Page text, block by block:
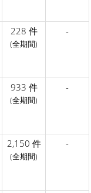
228 件
(全期間)
-
933 件
(全期間)
-
2,150 件
(全期間)
-